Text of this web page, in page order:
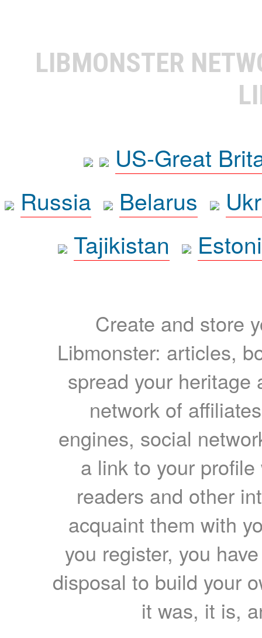
LIBMONSTER
US-Great
Russia
Belarus
Tajikistan
Create and store
Libmonster: articles,
spread your heritage
network of
engines, social
a link to your
readers and other
acquaint them with
you register, you
disposal to build your
it was, it is,